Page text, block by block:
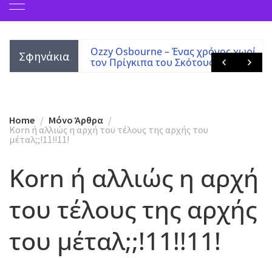
Σφηνάκια
Martin
Ozzy Osbourne – Ένας χρόνος χωρίς
τον Πρίγκιπα του Σκότους
Home
Mόνο Άρθρα
Korn ή αλλιώς η αρχή του τέλους της αρχής του
μέταλ;;!11!!11!
Korn ή αλλιώς η αρχή
του τέλους της αρχής
του μέταλ;;!11!!11!